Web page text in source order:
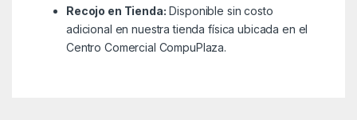
Recojo en Tienda: Disponible sin costo
adicional en nuestra tienda física ubicada en el
Centro Comercial CompuPlaza.